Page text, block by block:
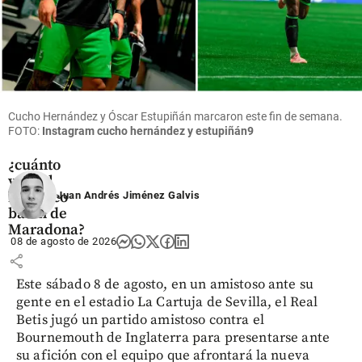
Fútbol
La pelota
‘Mano de
Dios’ sale a
¿cuánto
vale el
histórico
balón de
Maradona?
share
Cucho Hernández y Óscar Estupiñán marcaron este fin de semana.
FOTO: Instagram cucho hernández y estupiñán9
Juan Andrés Jiménez Galvis
08 de agosto de 2026
Este sábado 8 de agosto, en un amistoso ante su
gente en el estadio La Cartuja de Sevilla, el Real
Betis jugó un partido amistoso contra el
Bournemouth de Inglaterra para presentarse ante
su afición con el equipo que afrontará la nueva